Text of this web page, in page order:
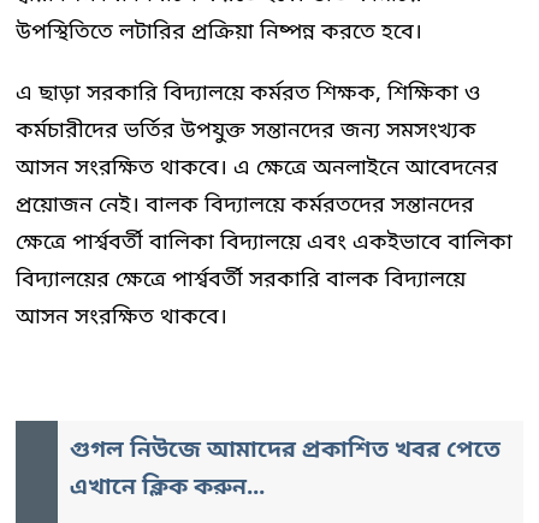
উপস্থিতিতে লটারির প্রক্রিয়া নিষ্পন্ন করতে হবে।
এ ছাড়া সরকারি বিদ্যালয়ে কর্মরত শিক্ষক, শিক্ষিকা ও
কর্মচারীদের ভর্তির উপযুক্ত সন্তানদের জন্য সমসংখ্যক
আসন সংরক্ষিত থাকবে। এ ক্ষেত্রে অনলাইনে আবেদনের
প্রয়োজন নেই। বালক বিদ্যালয়ে কর্মরতদের সন্তানদের
ক্ষেত্রে পার্শ্ববর্তী বালিকা বিদ্যালয়ে এবং একইভাবে বালিকা
বিদ্যালয়ের ক্ষেত্রে পার্শ্ববর্তী সরকারি বালক বিদ্যালয়ে
আসন সংরক্ষিত থাকবে।
গুগল নিউজে আমাদের প্রকাশিত খবর পেতে
এখানে ক্লিক করুন...